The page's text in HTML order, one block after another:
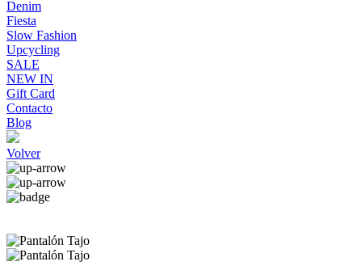
Denim
Fiesta
Slow Fashion
Upcycling
SALE
NEW IN
Gift Card
Contacto
Blog
Volver